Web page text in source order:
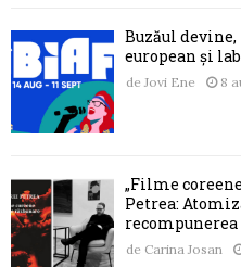
Buzăul
european și
de Jovi Ene 8
„Filme
Petrea:
de Carina Josan